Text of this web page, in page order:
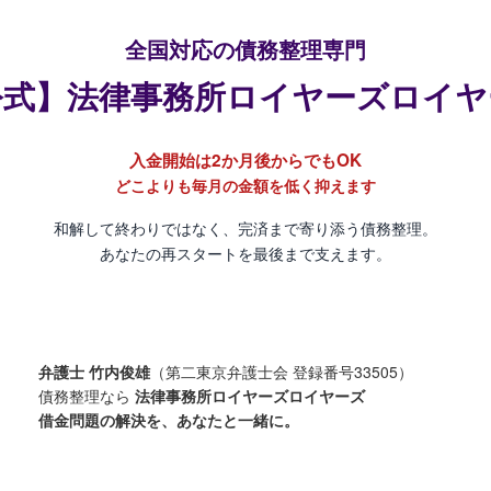
全国対応の債務整理専門
】法律事務所ロイヤーズロイ
入金開始は2か月後からでもOK
どこよりも毎月の金額を低く抑えます
和解して終わりではなく、完済まで寄り添う債務整理。
あなたの再スタートを最後まで支えます。
弁護士 竹内俊雄（第二東京弁護士会 登録番号33505）
債務整理なら法律事務所ロイヤーズロイヤーズ
借金問題の解決を、あなたと一緒に。